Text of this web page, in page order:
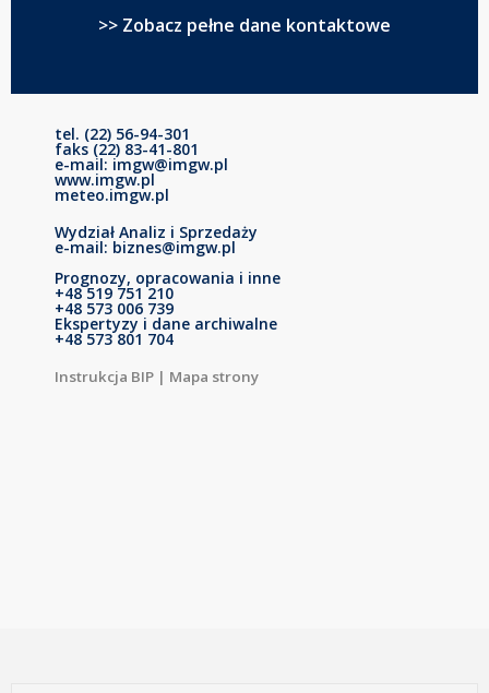
>> Zobacz pełne dane kontaktowe
tel. (22) 56-94-301
faks (22) 83-41-801
e-mail: imgw@imgw.pl
www.imgw.pl
meteo.imgw.pl
Wydział Analiz i Sprzedaży
e-mail: biznes@imgw.pl
Prognozy, opracowania i inne
+48 519 751 210
+48 573 006 739
Ekspertyzy i dane archiwalne
+48 573 801 704
Instrukcja BIP | Mapa strony